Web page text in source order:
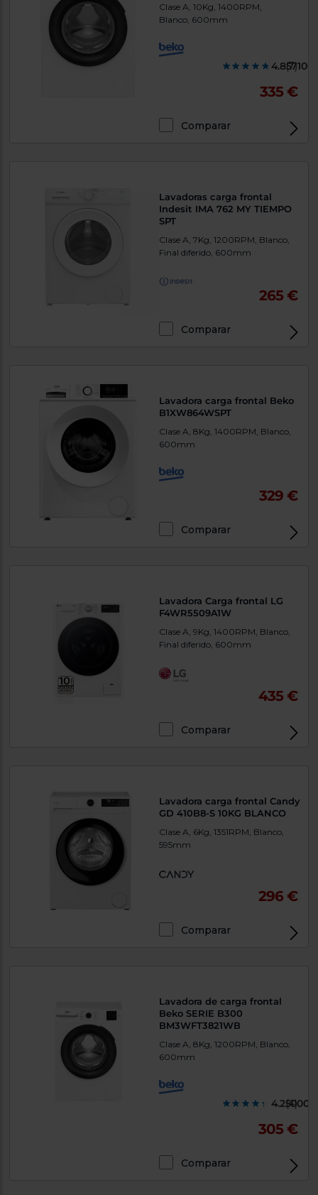
Clase A, 10Kg, 1400RPM,
Blanco, 600mm
(7)
335 €
Comparar
Lavadoras carga frontal
Indesit IMA 762 MY TIEMPO
SPT
Clase A, 7Kg, 1200RPM, Blanco,
Final diferido, 600mm
265 €
Comparar
Lavadora carga frontal Beko
B1XW864WSPT
Clase A, 8Kg, 1400RPM, Blanco,
600mm
329 €
Comparar
Lavadora Carga frontal LG
F4WR5509A1W
Clase A, 9Kg, 1400RPM, Blanco,
Final diferido, 600mm
435 €
Comparar
Lavadora carga frontal Candy
GD 410B8-S 10KG BLANCO
Clase A, 6Kg, 1351RPM, Blanco,
595mm
296 €
Comparar
Lavadora de carga frontal
Beko SERIE B300
BM3WFT3821WB
Clase A, 8Kg, 1200RPM, Blanco,
600mm
(4)
305 €
Comparar